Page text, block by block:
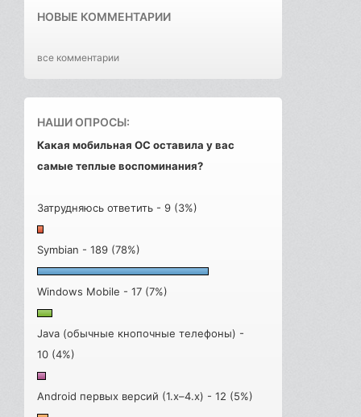
НОВЫЕ КОММЕНТАРИИ
все комментарии
НАШИ ОПРОСЫ:
Какая мобильная ОС оставила у вас
самые теплые воспоминания?
Затрудняюсь ответить - 9 (3%)
Symbian - 189 (78%)
Windows Mobile - 17 (7%)
Java (обычные кнопочные телефоны) -
10 (4%)
Android первых версий (1.x–4.x) - 12 (5%)